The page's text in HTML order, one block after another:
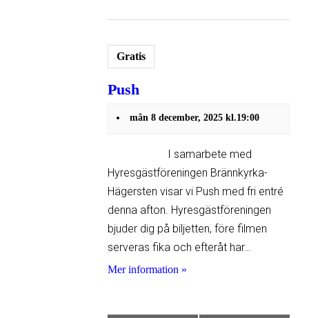
Gratis
Push
mån 8 december, 2025 kl.19:00
I samarbete med
Hyresgäst­föreningen Brännkyrka-
Hägersten visar vi Push med fri entré
denna afton. Hyresgästföreningen
bjuder dig på biljetten, före filmen
serveras fika och efteråt har…
Mer information »